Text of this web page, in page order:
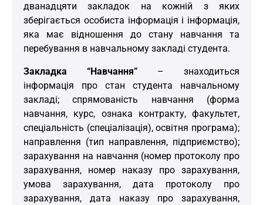
дванадцяти закладок на кожній з яких
зберігається особиста інформація і інформація,
яка має відношення до стану навчання та
перебування в навчальному закладі студента.
Закладка “Навчання” – знаходиться
інформація про стан студента навчальному
закладі; спрямованість навчання (форма
навчання, курс, ознака контракту, факультет,
спеціальність (спеціалізація), освітня програма);
направлення (тип направлення, підприємство);
зарахування на навчання (номер протоколу про
зарахування, номер наказу про зарахування,
умова зарахування, дата протоколу про
зарахування, дата наказу про зарахування,